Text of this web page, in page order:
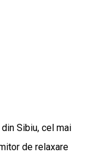
Sibiu, cel mai
de relaxare